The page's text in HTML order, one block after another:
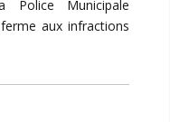
Municipale
aux infractions